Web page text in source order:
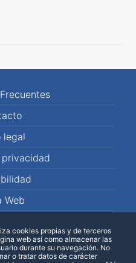
legal
Web
cookies propias y de terceros
web así como almacenar las
durante su navegación. No
o tratar datos de carácter